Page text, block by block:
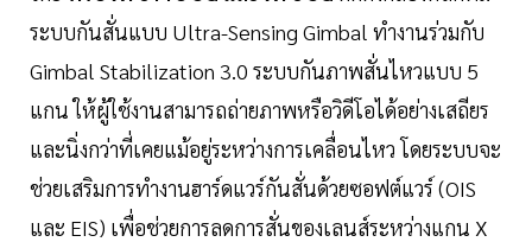
ระบบกันสั่นแบบ Ultra-Sensing Gimbal ทำงานร่วมกับ
Gimbal Stabilization 3.0 ระบบกันภาพสั่นไหวแบบ 5
แกน ให้ผู้ใช้งานสามารถถ่ายภาพหรือวิดีโอได้อย่างเสถียร
และนิ่งกว่าที่เคยแม้อยู่ระหว่างการเคลื่อนไหว โดยระบบจะ
ช่วยเสริมการทำงานฮาร์ดแวร์กันสั่นด้วยซอฟต์แวร์ (OIS
และ EIS) เพื่อช่วยการลดการสั่นของเลนส์ระหว่างแกน X